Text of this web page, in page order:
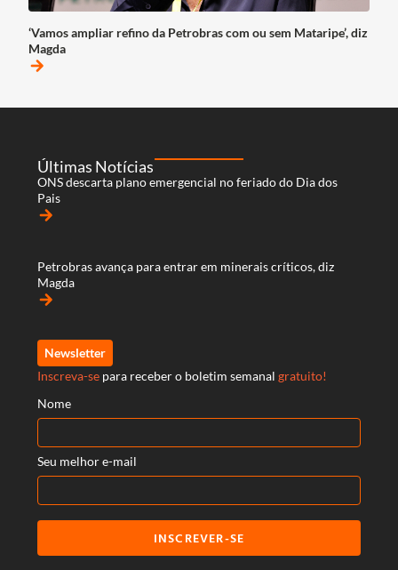
‘Vamos ampliar refino da Petrobras com ou sem Mataripe’, diz
Magda
arrow_forward
Últimas Notícias
ONS descarta plano emergencial no feriado do Dia dos
Pais
arrow_forward
Petrobras avança para entrar em minerais críticos, diz
Magda
arrow_forward
Newsletter
Inscreva-se para receber o boletim semanal gratuito!
Nome
Seu melhor e-mail
INSCREVER-SE